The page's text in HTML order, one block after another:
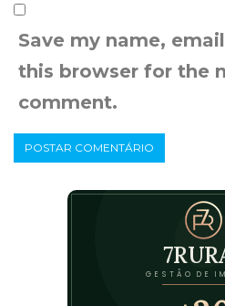
Save my name,
this browser for the
comment.